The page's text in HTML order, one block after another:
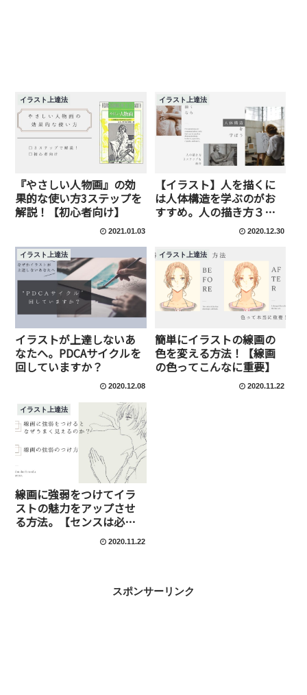
イラスト上達法
『やさしい人物画』の効
果的な使い方3ステップを
解説！【初心者向け】
2021.01.03
イラスト上達法
【イラスト】人を描くに
は人体構造を学ぶのがお
すすめ。人の描き方３ス
2020.12.30
イラスト上達法
イラストが上達しないあ
なたへ。PDCAサイクルを
回していますか？
2020.12.08
イラスト上達法
簡単にイラストの線画の
色を変える方法！【線画
の色ってこんなに重要】
2020.11.22
イラスト上達法
線画に強弱をつけてイラ
ストの魅力をアップさせ
る方法。【センスは必要
2020.11.22
スポンサーリンク